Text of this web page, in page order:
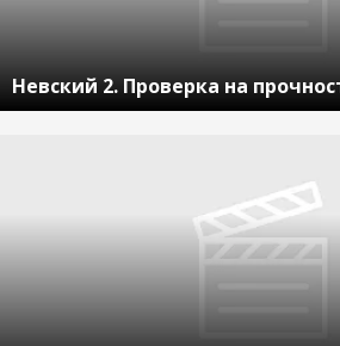
Невский 2. Проверка на